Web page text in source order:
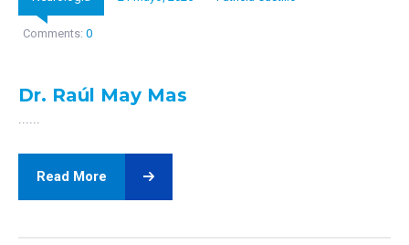
Comments: 0
Dr. Raúl May Mas
Read More